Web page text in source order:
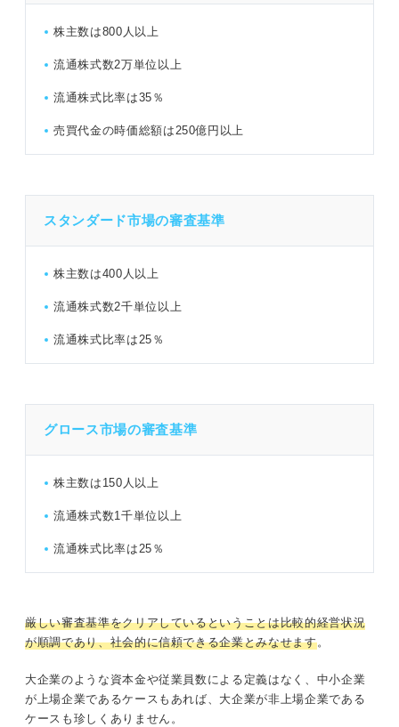
株主数は800人以上
流通株式数2万単位以上
流通株式比率は35％
売買代金の時価総額は250億円以上
スタンダード市場の審査基準
株主数は400人以上
流通株式数2千単位以上
流通株式比率は25％
グロース市場の審査基準
株主数は150人以上
流通株式数1千単位以上
流通株式比率は25％
厳しい審査基準をクリアしているということは比較的経営状況
が順調であり、社会的に信頼できる企業とみなせます。
大企業のような資本金や従業員数による定義はなく、中小企業
が上場企業であるケースもあれば、大企業が非上場企業である
ケースも珍しくありません。